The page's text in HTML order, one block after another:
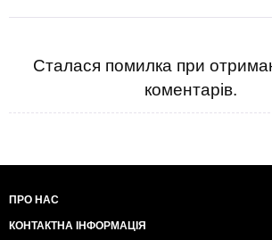
Сталася помилка при
коментарів.
ПРО НАС
КОНТАКТНА ІНФОРМАЦІЯ